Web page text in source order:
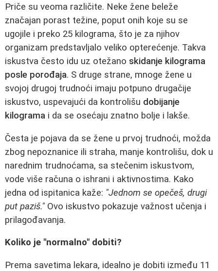
Priče su veoma različite. Neke žene beleže
značajan porast težine, poput onih koje su se
ugojile i preko 25 kilograma, što je za njihov
organizam predstavljalo veliko opterećenje. Takva
iskustva često idu uz otežano skidanje kilograma
posle porođaja. S druge strane, mnoge žene u
svojoj drugoj trudnoći imaju potpuno drugačije
iskustvo, uspevajući da kontrolišu dobijanje
kilograma i da se osećaju znatno bolje i lakše.
Česta je pojava da se žene u prvoj trudnoći, možda
zbog nepoznanice ili straha, manje kontrolišu, dok u
narednim trudnoćama, sa stečenim iskustvom,
vode više računa o ishrani i aktivnostima. Kako
jedna od ispitanica kaže: "Jednom se opečeš, drugi
put paziš." Ovo iskustvo pokazuje važnost učenja i
prilagođavanja.
Koliko je "normalno" dobiti?
Prema savetima lekara, idealno je dobiti između 11